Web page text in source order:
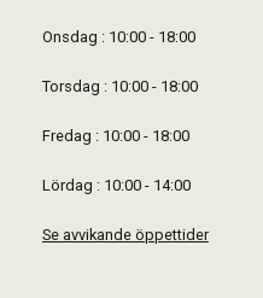
Onsdag : 10:00 - 18:00
Torsdag : 10:00 - 18:00
Fredag : 10:00 - 18:00
Lördag : 10:00 - 14:00
Se avvikande öppettider